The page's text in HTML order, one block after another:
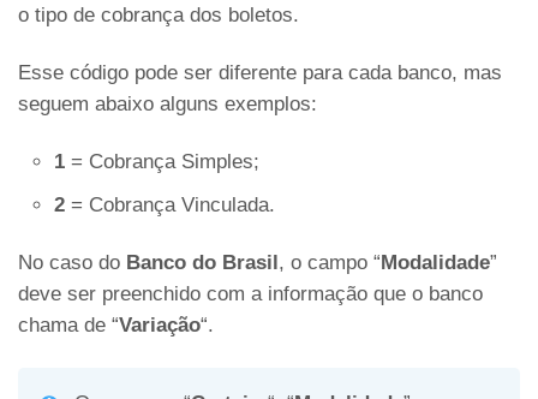
o tipo de cobrança dos boletos.
Esse código pode ser diferente para cada banco, mas
seguem abaixo alguns exemplos:
1 = Cobrança Simples;
2 = Cobrança Vinculada.
No caso do Banco do Brasil , o campo “ Modalidade”
deve ser preenchido com a informação que o banco
chama de “Variação“.